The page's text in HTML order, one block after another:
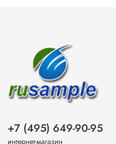
+7 (495) 649-90-95
интернет-магазин